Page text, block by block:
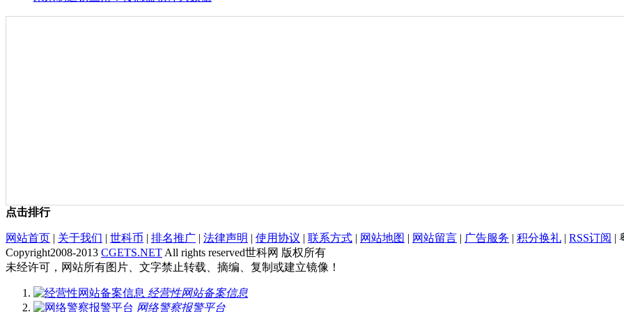
点击排行
网站首页 | 关于我们 | 世科币 | 排名推广 | 法律声明 | 使用协议 | 联系方式 | 网站地图 | 网站留言 | 广告服务 | 积分换礼 | RSS订阅 |
Copyright2008-2013 CGETS.NET All rights reserved世科网 版权所有
未经许可，网站所有图片、文字禁止转载、摘编、复制或建立镜像！
经营性网站备案信息
网络警察报警平台